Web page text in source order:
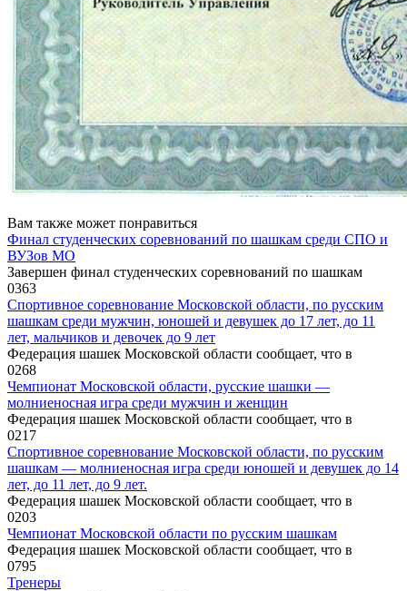
Вам также может понравиться
Финал студенческих соревнований по шашкам среди СПО и
ВУЗов МО
Завершен финал студенческих соревнований по шашкам
0363
Спортивное соревнование Московской области, по русским
шашкам среди мужчин, юношей и девушек до 17 лет, до 11
лет, мальчиков и девочек до 9 лет
Федерация шашек Московской области сообщает, что в
0268
Чемпионат Московской области, русские шашки —
молниеносная игра среди мужчин и женщин
Федерация шашек Московской области сообщает, что в
0217
Спортивное соревнование Московской области, по русским
шашкам — молниеносная игра среди юношей и девушек до 14
лет, до 11 лет, до 9 лет.
Федерация шашек Московской области сообщает, что в
0203
Чемпионат Московской области по русским шашкам
Федерация шашек Московской области сообщает, что в
0795
Тренеры